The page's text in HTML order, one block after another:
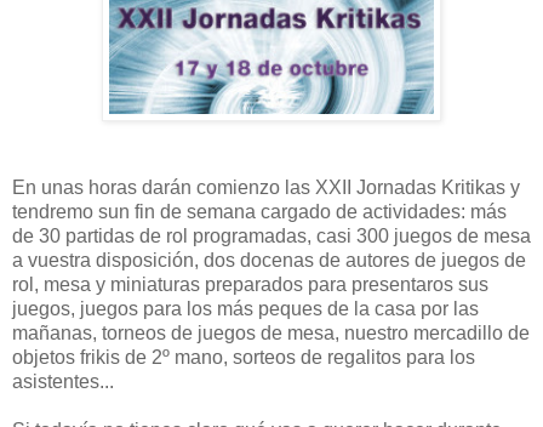
En unas horas darán comienzo las XXII Jornadas Kritikas y
tendremo sun fin de semana cargado de actividades: más
de 30 partidas de rol programadas, casi 300 juegos de mesa
a vuestra disposición, dos docenas de autores de juegos de
rol, mesa y miniaturas preparados para presentaros sus
juegos, juegos para los más peques de la casa por las
mañanas, torneos de juegos de mesa, nuestro mercadillo de
objetos frikis de 2º mano, sorteos de regalitos para los
asistentes...